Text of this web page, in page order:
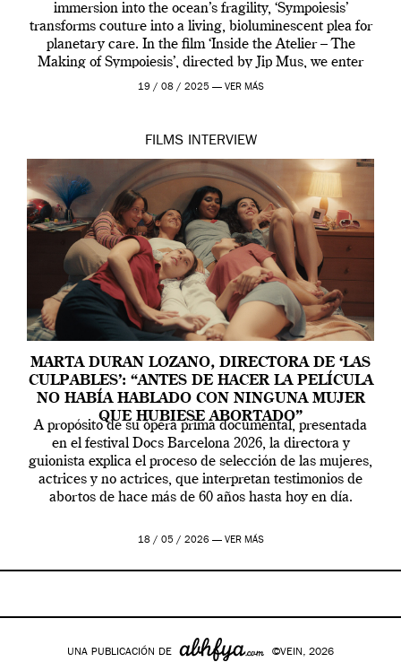
immersion into the ocean’s fragility, ‘Sympoiesis’
transforms couture into a living, bioluminescent plea for
planetary care. In the film ‘Inside the Atelier – The
Making of Sympoiesis’, directed by Jip Mus, we enter
the sacred space where Iris van Herpen’s […]
19 / 08 / 2025 — VER MÁS
FILMS INTERVIEW
MARTA DURAN LOZANO, DIRECTORA DE ‘LAS
CULPABLES’: “ANTES DE HACER LA PELÍCULA
NO HABÍA HABLADO CON NINGUNA MUJER
QUE HUBIESE ABORTADO”
A propósito de su ópera prima documental, presentada
en el festival Docs Barcelona 2026, la directora y
guionista explica el proceso de selección de las mujeres,
actrices y no actrices, que interpretan testimonios de
abortos de hace más de 60 años hasta hoy en día.
18 / 05 / 2026 — VER MÁS
UNA PUBLICACIÓN DE ©VEIN, 2026